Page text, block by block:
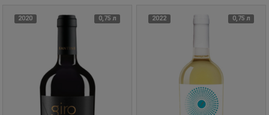
2020 0,75 л 2022 0,75 л